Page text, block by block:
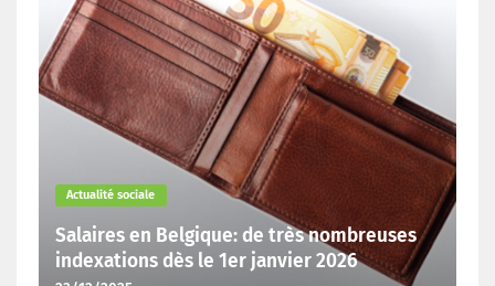
Actualité sociale
Salaires en Belgique: de très nombreuses
indexations dès le 1er janvier 2026